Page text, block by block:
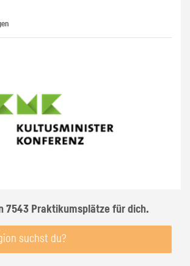
7543 Praktikumsplätze für dich.